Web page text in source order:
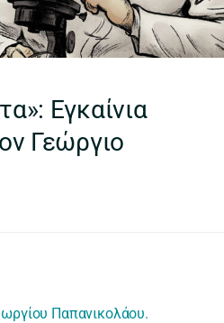
Εγκαίνια
Γεώργιο
Παπανικολάου.